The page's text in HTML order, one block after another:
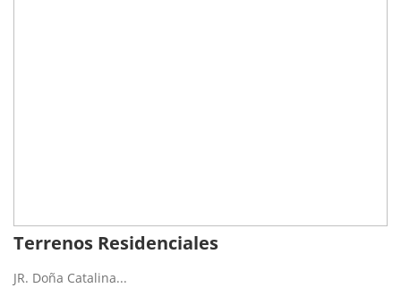
Terrenos Residenciales
JR. Doña Catalina...